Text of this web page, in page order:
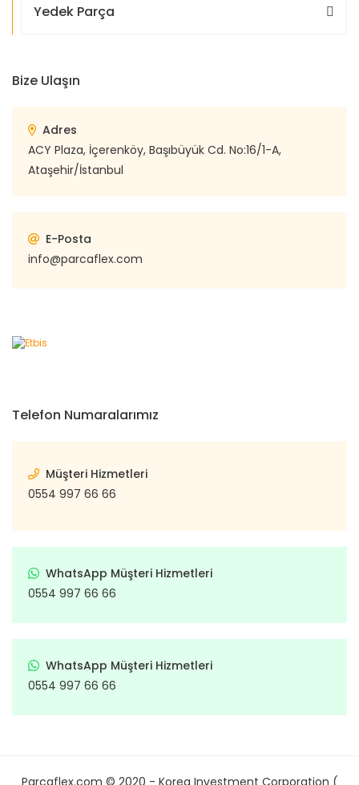
Yedek Parça
Bize Ulaşın
Adres
ACY Plaza, İçerenköy, Başıbüyük Cd. No:16/1-A,
Ataşehir/İstanbul
E-Posta
info@parcaflex.com
Telefon Numaralarımız
Müşteri Hizmetleri
0554 997 66 66
WhatsApp Müşteri Hizmetleri
0554 997 66 66
WhatsApp Müşteri Hizmetleri
0554 997 66 66
Parcaflex.com © 2020 - Korea Investment Corporation (